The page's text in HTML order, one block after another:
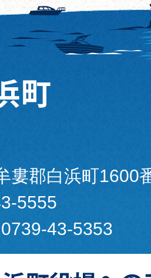
婁郡白浜町1600
5555
0739-43-5353